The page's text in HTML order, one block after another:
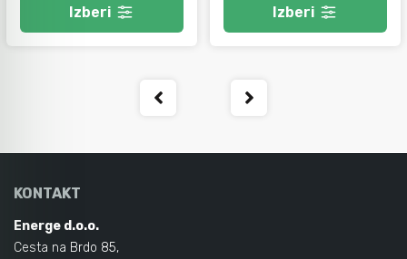
Izberi Izberi
KONTAKT
Energe d.o.o.
Cesta na Brdo 85,